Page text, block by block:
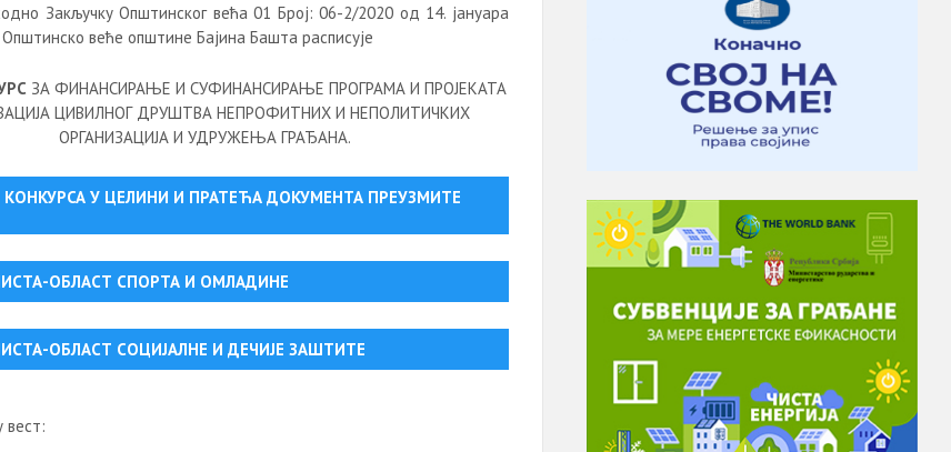
Закључку Општинског већа 01 Број: 06-2/2020 од 14. јануара
Општинско веће општине Бајина Башта расписује
ЗА ФИНАНСИРАЊЕ И СУФИНАНСИРАЊЕ ПРОГРАМА И ПРОЈЕКАТА
ЦИВИЛНОГ ДРУШТВА НЕПРОФИТНИХ И НЕПОЛИТИЧКИХ
ОРГАНИЗАЦИЈА И УДРУЖЕЊА ГРАЂАНА.
КОНКУРСА У ЦЕЛИНИ И ПРАТЕЋА ДОКУМЕНТА ПРЕУЗМИТЕ
ОБЛАСТ СПОРТА И ОМЛАДИНЕ
ОБЛАСТ СОЦИЈАЛНЕ И ДЕЧИЈЕ ЗАШТИТЕ
вест: